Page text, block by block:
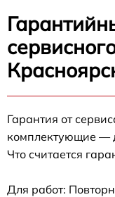
Гарантия от
комплектующие —
Что считается
Для работ: